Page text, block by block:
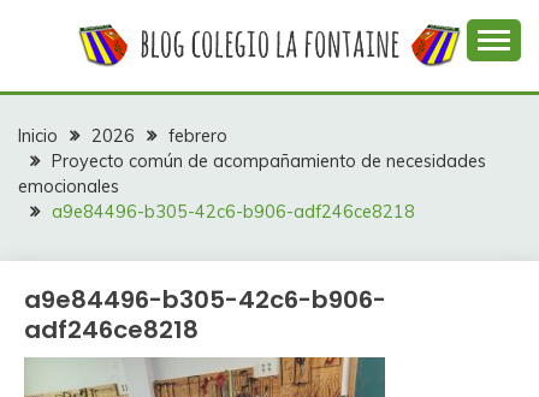
COLEGIO LA
FONTAINE
colegio La Fontaine
Inicio 2026
febrero
Proyecto común de acompañamiento de necesidades
emocionales
a9e84496-b305-42c6-b906-adf246ce8218
a9e84496-b305-42c6-b906-
adf246ce8218